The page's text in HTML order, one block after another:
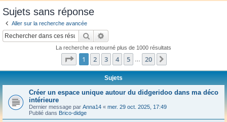
Sujets sans réponse
Aller sur la recherche avancée
Rechercher
La recherche a retourné plus de 1000 résultats
Page 1sur20
1 2 3 4 5 20
Sujets
Créer un espace unique autour du didgeridoo dans ma déco
intérieure
Dernier message par Anna14 « mer. 29 oct. 2025, 17:49
Publié dans Brico-didge